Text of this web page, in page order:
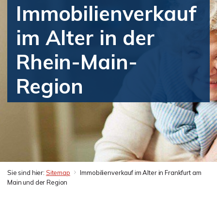
Immobilienverkauf
im Alter in der
Rhein-Main-
Region
Sie sind hier: Sitemap
Immobilienverkauf im Alter in Frankfurt am
Main und der Region